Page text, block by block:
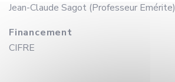
Jean-Claude Sagot (Professeur Emérite)
Financement
CIFRE